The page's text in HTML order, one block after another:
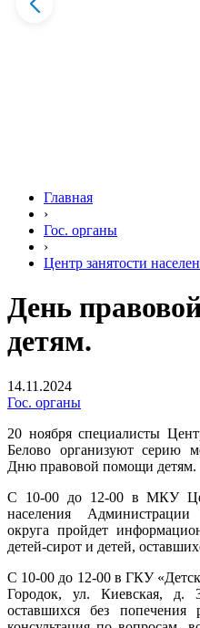
Главная
›
Гос. органы
›
Центр занятости
День
детям.
14.11.2024
Гос. органы
20 ноября специалисты
Белово организуют серию
Дню правовой помощи детям.
С 10-00 до 12-00 в МКУ
населения
округа пройдет
детей-сирот и детей,
С 10-00 до 12-00 в ГКУ
Городок, ул. Киевская, д.
оставшихся без попечения